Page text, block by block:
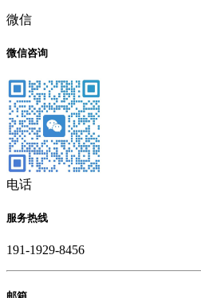
微信
微信咨询
电话
服务热线
191-1929-8456